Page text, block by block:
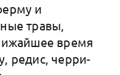
и
травы,
время
редис, черри-